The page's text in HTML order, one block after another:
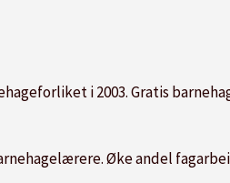
i 2003. Gratis
Øke andel